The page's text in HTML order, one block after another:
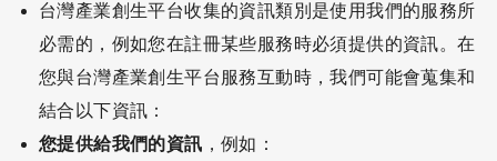
台灣產業創生平台收集的資訊類別是使用我們的服務所
必需的，例如您在註冊某些服務時必須提供的資訊。在
您與台灣產業創生平台服務互動時，我們可能會蒐集和
結合以下資訊：
您提供給我們的資訊 ，例如：